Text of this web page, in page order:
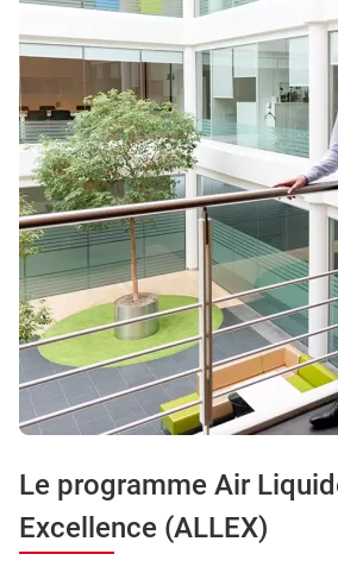
Le programme Air
Excellence (ALLEX)